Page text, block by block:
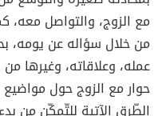
مع الزوج، والتواصل معه،
من خلال سؤاله عن يومه،
عمله، وعلاقاته، وغيرها
حوار مع الزوج حول
الطّرق الآتية للتّمكّن من